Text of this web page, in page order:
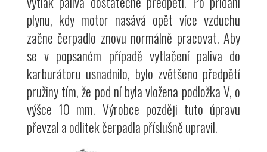
plynu, kdy motor nasává opět více vzduchu
začne čerpadlo znovu normálně pracovat. Aby
se v popsaném případě vytlačení paliva do
karburátoru usnadnilo, bylo zvětšeno předpětí
pružiny tím, že pod ní byla vložena podložka V, o
výšce 10 mm. Výrobce později tuto úpravu
převzal a odlitek čerpadla příslušně upravil.